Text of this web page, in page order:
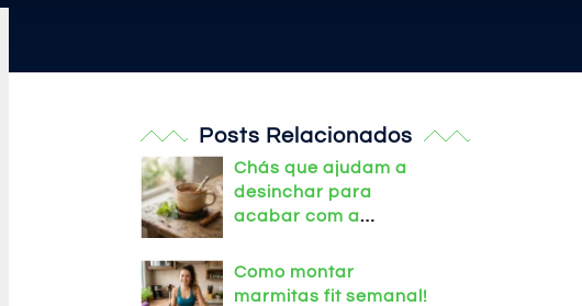
Posts Relacionados
Chás que ajudam a
desinchar para
acabar com a
Como montar
marmitas fit semanal!